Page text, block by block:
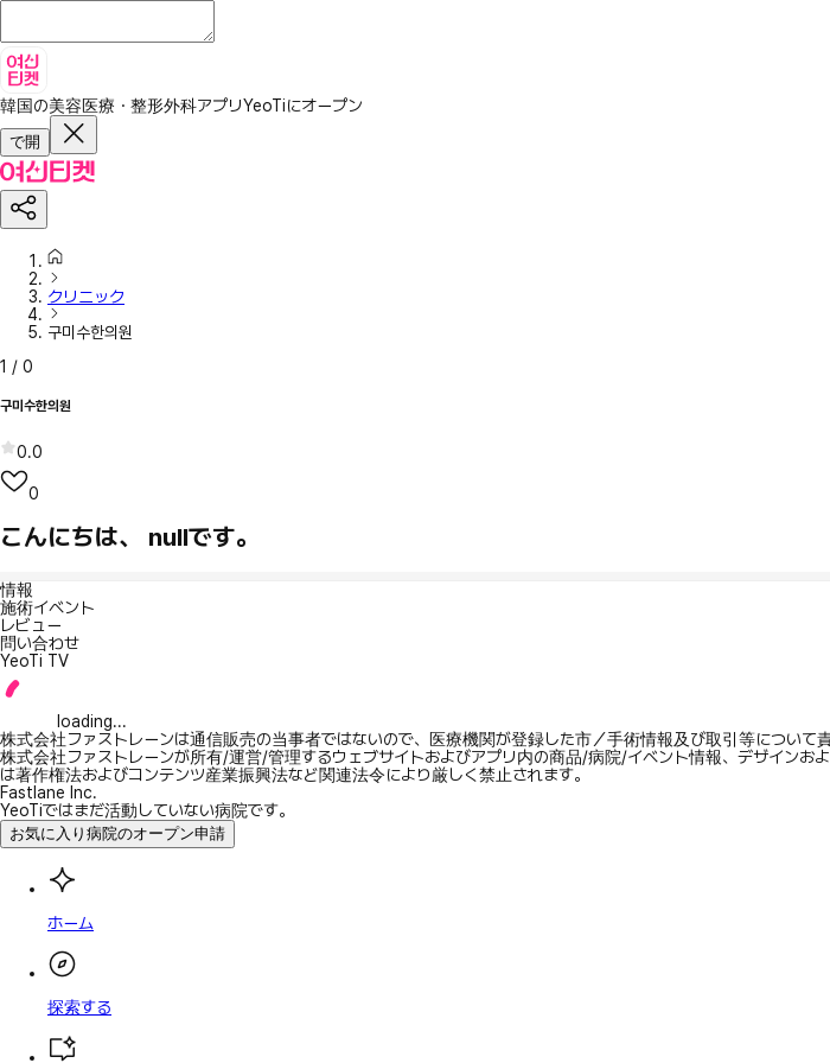
韓国の美容医療・整形外科アプリYeoTiにオープン
で開
クリニック
구미수한의원
1 / 0
구미수한의원
0.0
0
こんにちは、 nullです。
情報
施術イベント
レビュー
問い合わせ
YeoTi TV
loading...
株式会社ファストレーンは通信販売の当事者ではないので、医療機関が登録した市／手術情報及び取引等について責
株式会社ファストレーンが所有/運営/管理するウェブサイトおよびアプリ内の商品/病院/イベント情報、デザイン
は著作権法およびコンテンツ産業振興法など関連法令により厳しく禁止されます。
Fastlane Inc.
YeoTiではまだ活動していない病院です。
お気に入り病院のオープン申請
ホーム
探索する